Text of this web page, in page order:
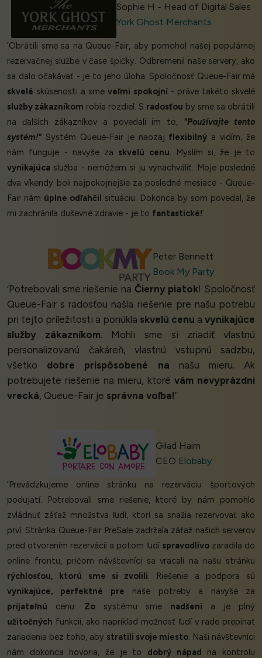
Sophie H - Head of Digital Sales
York Ghost Merchants
‘Obrátili sme sa na Queue-Fair, aby pomohol našej populárnej
rezervačnej službe v čase špičky. Odbremenil naše servery, ako
sa dalo očakávať - je to jeho úloha. Spoločnosť Queue-Fair má
skvelé skúsenosti a smeveľmi spokojní- práve takéto skvelé
služby zákazníkom robia rozdiel. S radosťou by sme sa obrátili
na ďalších zákazníkov a povedali im to, "Používajte tento
systém!" Systém Queue-Fair je naozaj flexibilný a vidím, že
nám funguje - navyše za skvelú cenu. Myslím si, že je to
vynikajúca služba - nemôžem si ju vynachváliť. Moje posledné
dva víkendy boli najpokojnejšie za posledné mesiace - Queue-
Fair nám úplne odľahčil situáciu. Dokonca by som povedal, že
mi zachránila duševné zdravie - je to fantastické!’
Peter Bennett
Book My Party
‘Potrebovali sme riešenie na Čierny piatok! Spoločnosť
Queue-Fair s radosťou našla riešenie pre našu potrebu
pri tejto príležitosti a ponúkla skvelú cenu a vynikajúce
služby zákazníkom. Mohli sme si zriadiť vlastnú
personalizovanú čakáreň, vlastnú vstupnú sadzbu,
všetko dobre prispôsobené na našu mieru. Ak
potrebujete riešenie na mieru, ktoré vám nevyprázdni
vrecká, Queue-Fair je správna voľba!’
Gilad Haim
CEO Elobaby
‘Prevádzkujeme online stránku na rezerváciu športových
podujatí. Potrebovali sme riešenie, ktoré by nám pomohlo
zvládnuť záťaž množstva ľudí, ktorí sa snažia rezervovať ako
prví. Stránka Queue-Fair PreSale zadržala záťaž našich serverov
pred otvorením rezervácií a potom ľudí spravodlivo zaradila do
online frontu, pričom návštevníci sa vracali na našu stránku
rýchlosťou, ktorú sme si zvolili. Riešenie a podpora sú
vynikajúce, perfektné pre naše potreby a navyše za
prijateľnú cenu. Zo systému sme nadšení a je plný
užitočných funkcií, ako napríklad možnosť ľudí v rade prepínať
zariadenia bez toho, aby stratili svoje miesto. Naši návštevníci
nám dokonca hovoria, že je to dobrý nápad na kontrolu